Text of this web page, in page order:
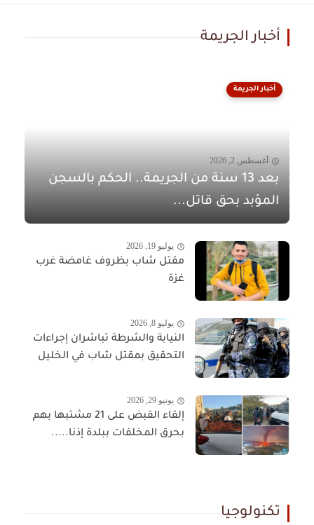
أخبار الجريمة
أخبار الجريمة
أغسطس 2, 2026
بعد 13 سنة من الجريمة.. الحكم بالسجن
المؤبد بحق قاتل...
يوليو 19, 2026
مقتل شاب بظروف غامضة غرب
غزة
يوليو 8, 2026
النيابة والشرطة تباشران إجراءات
التحقيق بمقتل شاب في الخليل
يونيو 29, 2026
إلقاء القبض على 21 مشتبها بهم
بحرق المخلفات ببلدة إذنا.....
تكنولوجيا